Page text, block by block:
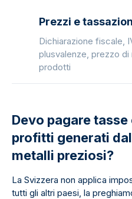
Prezzi e
Dichiarazione fiscale,
plusvalenze, prezzo
prodotti
Devo pagare
profitti generati
metalli preziosi?
La Svizzera non applica
tutti gli altri paesi, la